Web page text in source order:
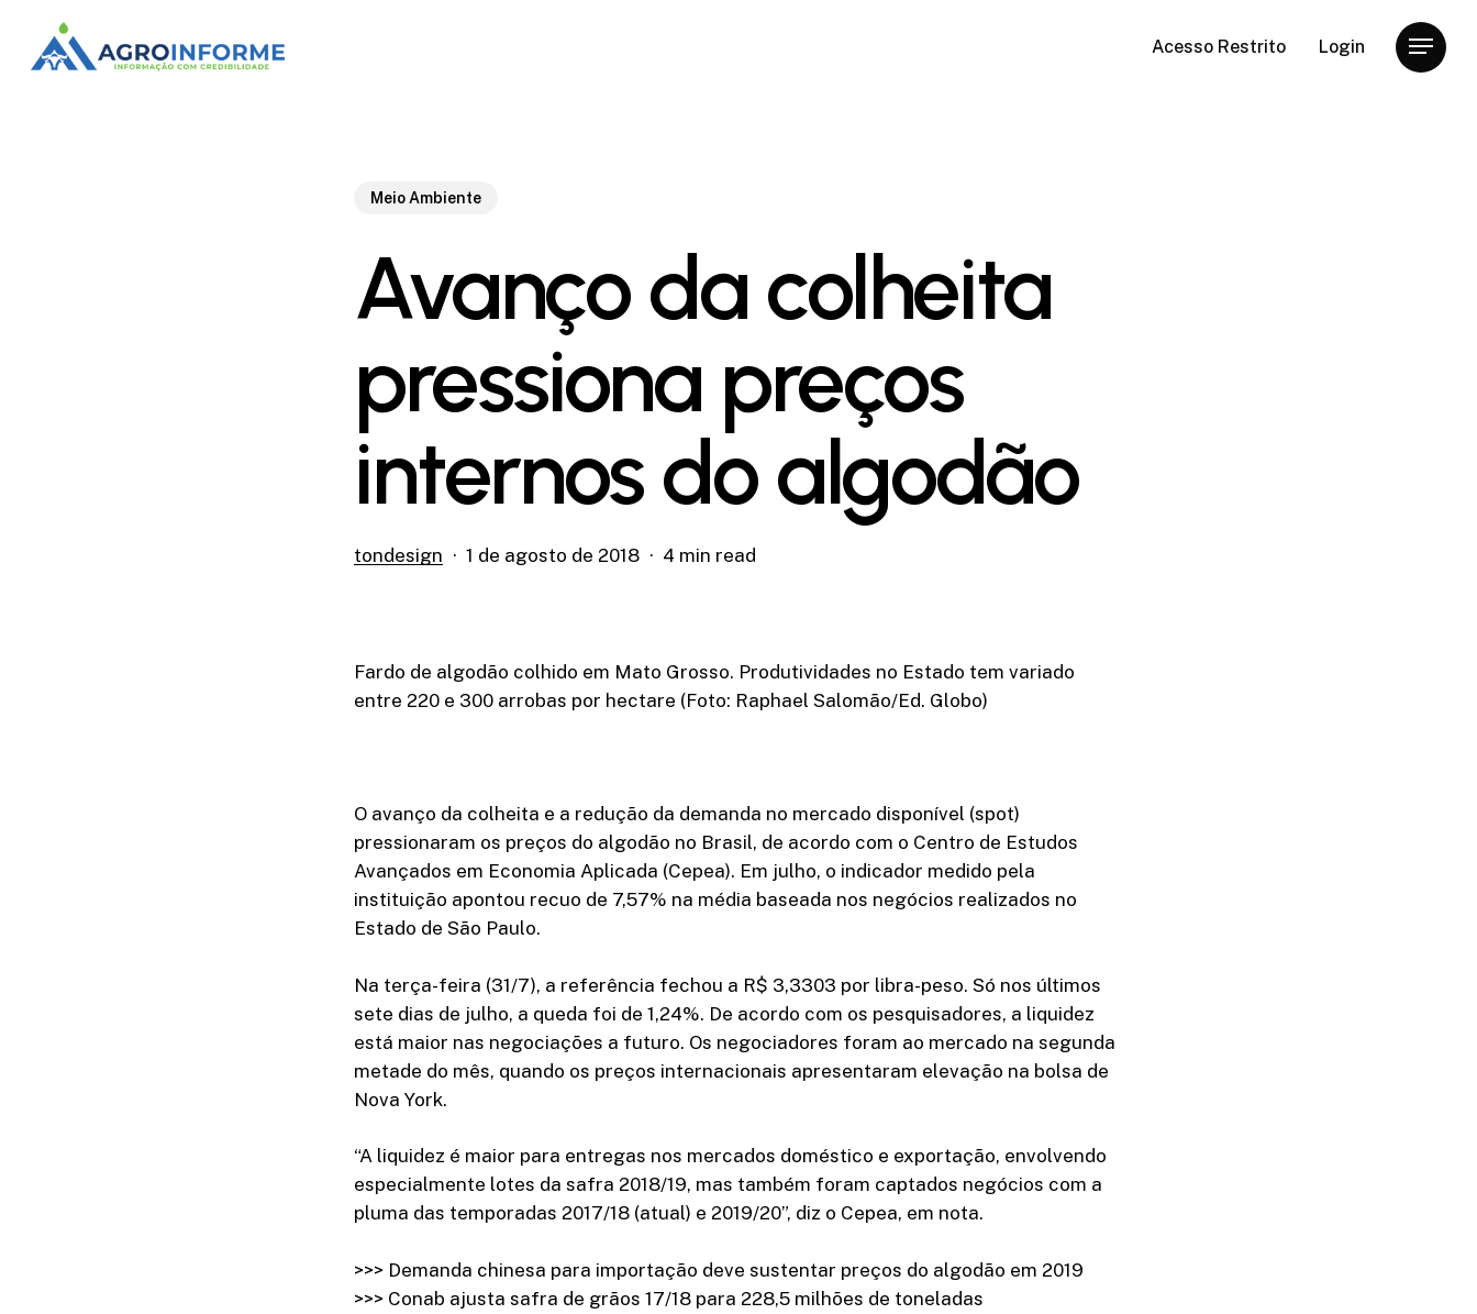
main
Acesso Restrito Login Menu
Meio Ambiente
Avanço da colheita
pressiona preços
internos do algodão
tondesign 1 de agosto de 2018 4 min read
Fardo de algodão colhido em Mato Grosso. Produtividades no Estado tem variado
entre 220 e 300 arrobas por hectare (Foto: Raphael Salomão/Ed. Globo)
O avanço da colheita e a redução da demanda no mercado disponível (spot)
pressionaram os preços do algodão no Brasil, de acordo com o Centro de Estudos
Avançados em Economia Aplicada (Cepea). Em julho, o indicador medido pela
instituição apontou recuo de 7,57% na média baseada nos negócios realizados no
Estado de São Paulo.
Na terça-feira (31/7), a referência fechou a R$ 3,3303 por libra-peso. Só nos últimos
sete dias de julho, a queda foi de 1,24%. De acordo com os pesquisadores, a liquidez
está maior nas negociações a futuro. Os negociadores foram ao mercado na segunda
metade do mês, quando os preços internacionais apresentaram elevação na bolsa de
Nova York.
“A liquidez é maior para entregas nos mercados doméstico e exportação, envolvendo
especialmente lotes da safra 2018/19, mas também foram captados negócios com a
pluma das temporadas 2017/18 (atual) e 2019/20”, diz o Cepea, em nota.
>>> Demanda chinesa para importação deve sustentar preços do algodão em 2019
>>> Conab ajusta safra de grãos 17/18 para 228,5 milhões de toneladas